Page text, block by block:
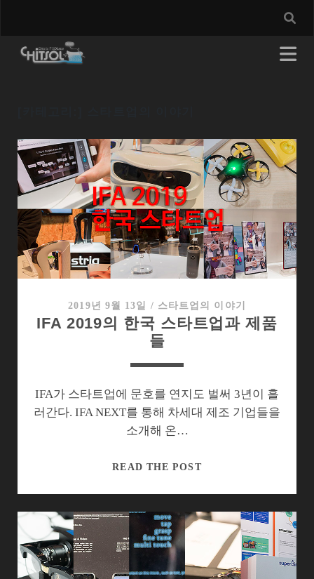
2019년 9월 13일 / 스타트업의 이야기
IFA 2019의 한국 스타트업과 제품
들
IFA가 스타트업에 문호를 연지도 벌써 3년이 흘
러간다. IFA NEXT를 통해 차세대 제조 기업들을
소개해 온…
READ THE POSTIFA
한
타